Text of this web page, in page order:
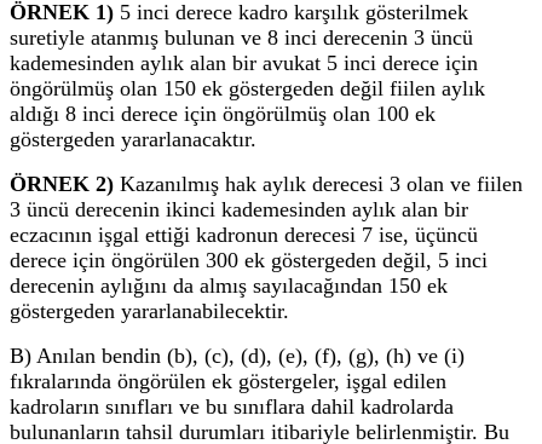
ÖRNEK 1) 5 inci derece kadro karşılık gösterilmek
suretiyle atanmış bulunan ve 8 inci derecenin 3 üncü
kademesinden aylık alan bir avukat 5 inci derece için
öngörülmüş olan 150 ek göstergeden değil fiilen aylık
aldığı 8 inci derece için öngörülmüş olan 100 ek
göstergeden yararlanacaktır.
ÖRNEK 2) Kazanılmış hak aylık derecesi 3 olan ve fiilen
3 üncü derecenin ikinci kademesinden aylık alan bir
eczacının işgal ettiği kadronun derecesi 7 ise, üçüncü
derece için öngörülen 300 ek göstergeden değil, 5 inci
derecenin aylığını da almış sayılacağından 150 ek
göstergeden yararlanabilecektir.
B) Anılan bendin (b), (c), (d), (e), (f), (g), (h) ve (i)
fıkralarında öngörülen ek göstergeler, işgal edilen
kadroların sınıfları ve bu sınıflara dahil kadrolarda
bulunanların tahsil durumları itibariyle belirlenmiştir. Bu